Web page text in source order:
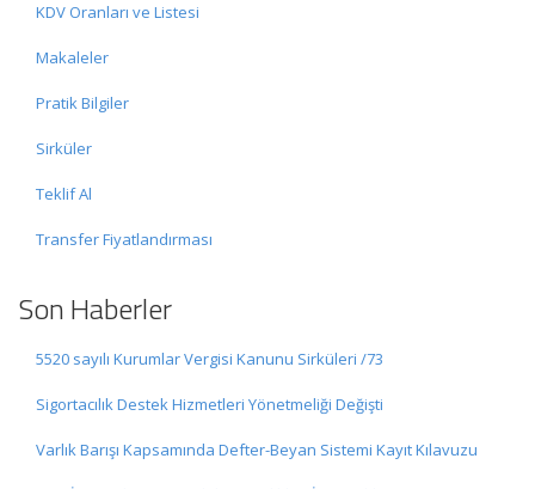
KDV Oranları ve Listesi
Makaleler
Pratik Bilgiler
Sirküler
Teklif Al
Transfer Fiyatlandırması
Son Haberler
5520 sayılı Kurumlar Vergisi Kanunu Sirküleri /73
Sigortacılık Destek Hizmetleri Yönetmeliği Değişti
Varlık Barışı Kapsamında Defter-Beyan Sistemi Kayıt Kılavuzu